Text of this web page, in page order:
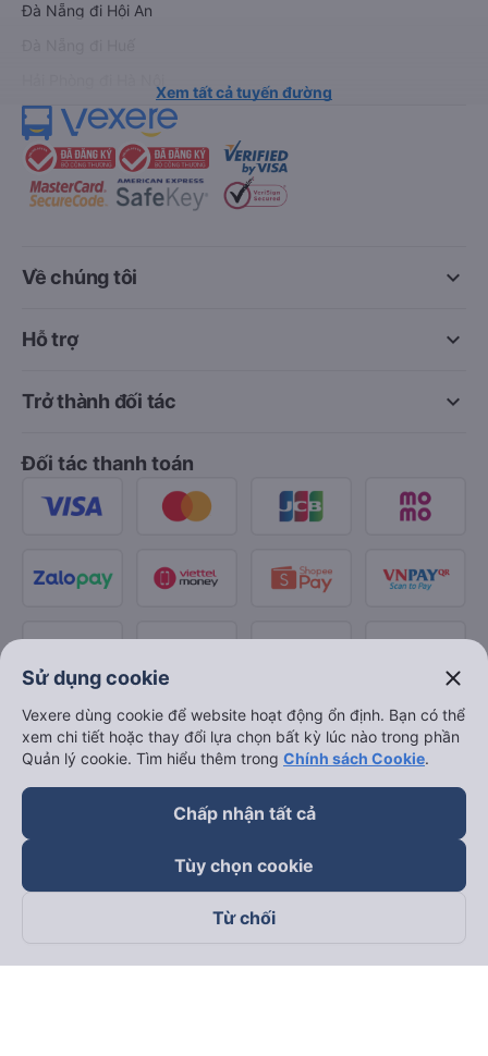
Đà Nẵng đi Hội An
Xem tất cả tuyến đường
keyboard_arrow_down
Về chúng tôi
keyboard_arrow_down
Hỗ trợ
keyboard_arrow_down
Trở thành đối tác
Đối tác thanh toán
Theo dõi chúng tôi trên
Sử dụng cookie close
Vexere dùng cookie để website hoạt động ổn định. Bạn có thể
xem chi tiết hoặc thay đổi lựa chọn bất kỳ lúc nào trong phần
Quản lý cookie. Tìm hiểu thêm trong Chính sách Cookie.
Chấp nhận tất cả
Tùy chọn cookie
Từ chối